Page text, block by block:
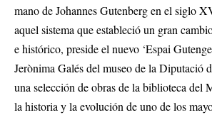
mano de Johannes Gutenberg en el siglo
aquel sistema que estableció un gran
e histórico, preside el nuevo ‘Espai
Jerònima Galés del museo de la Diputació
una selección de obras de la biblioteca del
la historia y la evolución de uno de los